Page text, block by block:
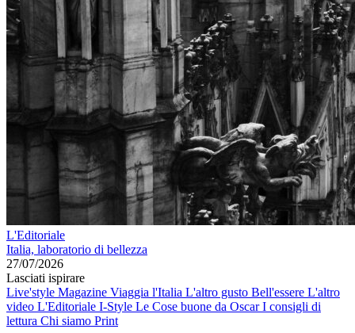
L'Editoriale
Italia, laboratorio di bellezza
27/07/2026
Lasciati ispirare
Live'style Magazine Viaggia l'Italia L'altro gusto Bell'essere L'altro
video L'Editoriale I-Style Le Cose buone da OscarI consigli di
lettura Chi siamo Print